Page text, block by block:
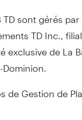
TD sont gérés
TD Inc.,
exclusive de La
de Gestion de